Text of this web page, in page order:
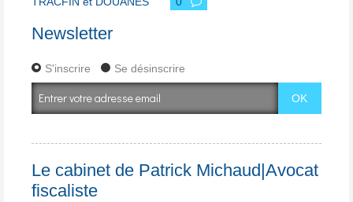
Newsletter
S'inscrire Se désinscrire
Le cabinet de Patrick Michaud|Avocat
fiscaliste